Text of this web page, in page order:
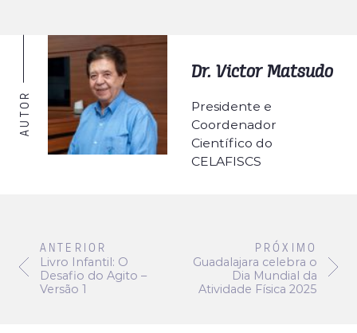
AUTOR
Dr. Victor Matsudo
Presidente e
Coordenador
Científico do
CELAFISCS
ANTERIOR
Livro Infantil: O
Desafio do Agito –
Versão 1
PRÓXIMO
Guadalajara celebra o
Dia Mundial da
Atividade Física 2025